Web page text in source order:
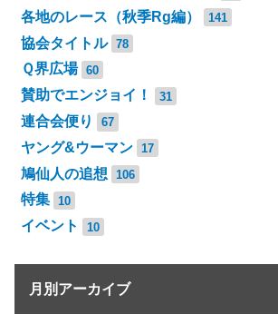
各地のレース（秋季Rg編） 141
協会タイトル 78
Ｑ界広場 60
賛助でエンジョイ！ 31
連合会便り 67
ヤング&ウーマン 17
鳩仙人の追想 106
特集 10
イベント 10
月別アーカイブ